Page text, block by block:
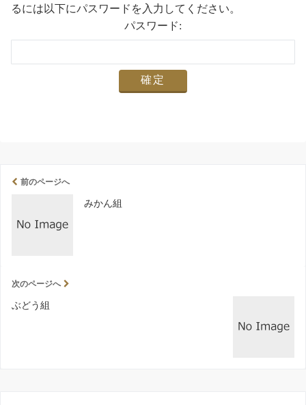
るには以下にパスワードを入力してください。
パスワード:
前のページへ
みかん組
次のページへ
ぶどう組